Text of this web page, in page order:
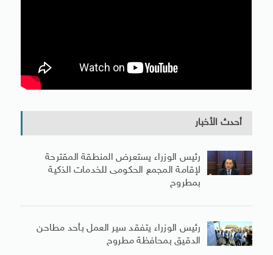
أحدث الأخبار
رئيس الوزراء يستعرض المنطقة المقترحة
لإقامة المجمع الحكومى للخدمات الذكية
بمطروح
رئيس الوزراء يتفقد سير العمل بأحد مطاحن
الدقيق بمحافظة مطروح